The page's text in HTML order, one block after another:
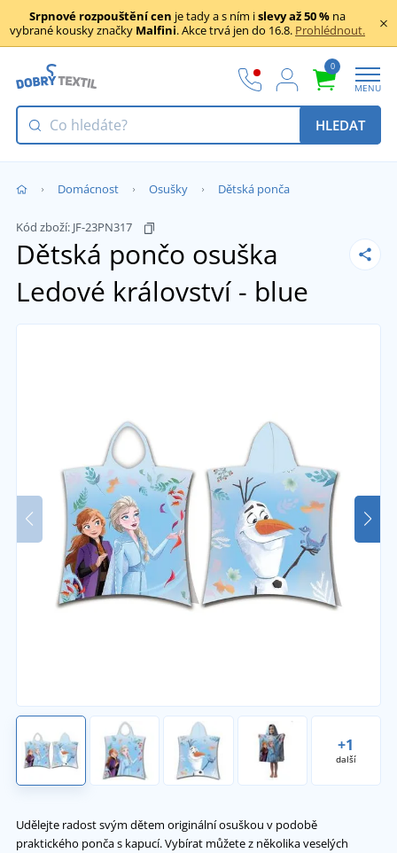
Srpnové rozpouštění cen je tady a s ním islevy až 50 % na
vybrané kousky značky Malfini. Akce trvá jen do 16.8. Prohlédnout.
0
MENU
HLEDAT
Domácnost Osušky Dětská ponča
Kód zboží: JF-23PN317
Dětská pončo osuška
Ledové království - blue
+1
další
Udělejte radost svým dětem originální osuškou v podobě
praktického ponča s kapucí. Vybírat můžete z několika veselých